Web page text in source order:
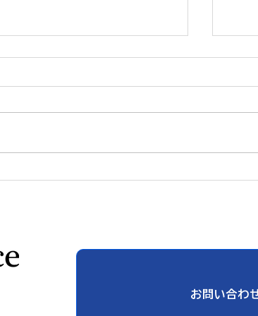
「自分に満足している」と言
技術
お問い合わ